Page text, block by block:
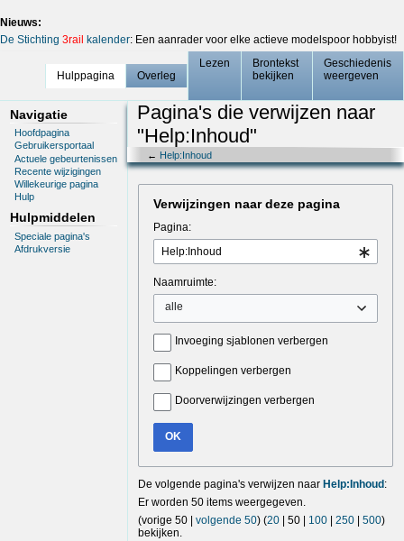
Nieuws:
De Stichting 3rail kalender: Een aanrader voor elke actieve modelspoor hobbyist!
Hulppagina Overleg
Lezen
Brontekst
bekijken
Geschiedenis
weergeven
Navigatie
Hoofdpagina
Gebruikersportaal
Actuele gebeurtenissen
Recente wijzigingen
Willekeurige pagina
Hulp
Hulpmiddelen
Speciale pagina's
Afdrukversie
Pagina's die verwijzen naar
"Help:Inhoud"
← Help:Inhoud
Verwijzingen naar deze pagina
Pagina:
Naamruimte:
alle
Invoeging sjablonen verbergen
Koppelingen verbergen
Doorverwijzingen verbergen
OK
De volgende pagina's verwijzen naar Help:Inhoud:
Er worden 50 items weergegeven.
(vorige 50| volgende 50) (20| 50| 100| 250| 500)
bekijken.